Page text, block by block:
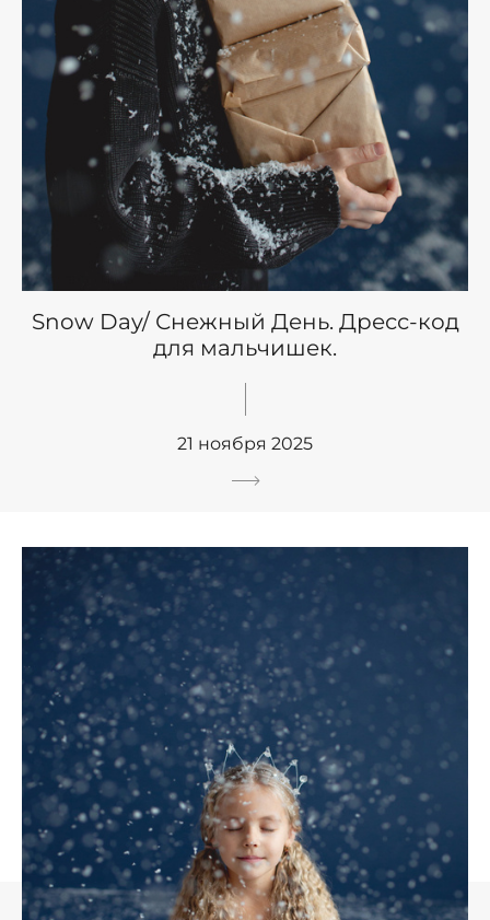
Snow Day/ Снежный День. Дресс-код
для мальчишек.
21 ноября 2025